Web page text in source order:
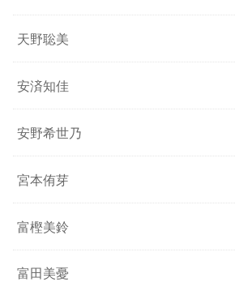
天野聡美
安済知佳
安野希世乃
宮本侑芽
富樫美鈴
富田美憂